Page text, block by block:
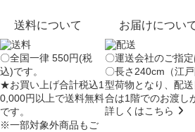
送料について
〇全国一律 550円(税
込)です。
★お買い上げ合計税込1
0,000円以上で送料無料
です。
※一部対象外商品もご
お届けについ
〇運送会社のご指定
〇長さ240cm（江
型荷物となり、配
合は1階でのお渡し
詳しくはこちら